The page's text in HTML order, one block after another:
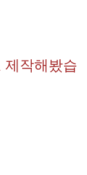
제작해봤습